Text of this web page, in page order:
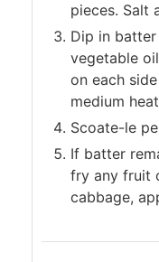
pieces. Salt
Dip in
vegetable
on each
medium
Scoate-le
If batter
fry any fruit
cabbage,